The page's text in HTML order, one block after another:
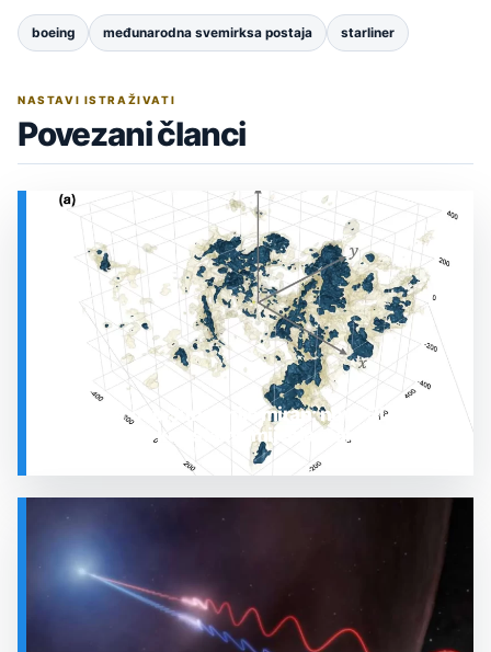
boeing međunarodna svemirksa postaja starliner
NASTAVI ISTRAŽIVATI
Povezani članci
Prostor oko Sunca nije miran: nova 3D karta
otkrila plin koji stalno mijenja stanje